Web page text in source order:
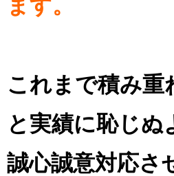
ます。
これまで積み重
と実績に恥じぬ
誠心誠意対応さ